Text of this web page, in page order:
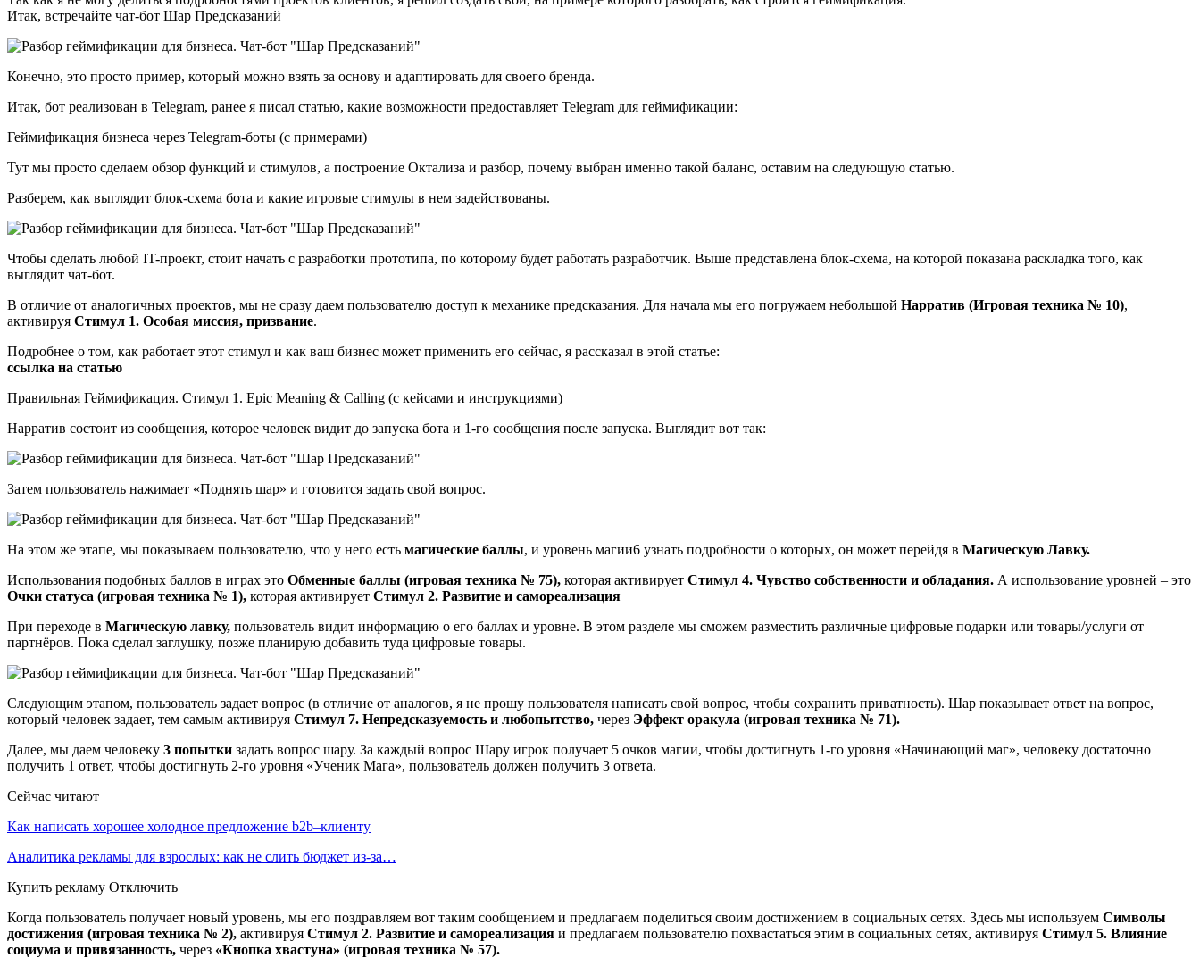
Итак, встречайте чат-бот Шар Предсказаний
Конечно, это просто пример, который можно взять за основу и адаптировать для своего бренда.
Итак, бот реализован в Telegram, ранее я писал статью, какие возможности предоставляет Telegram для геймификации:
Геймификация бизнеса через Telegram-боты (с примерами)
Тут мы просто сделаем обзор функций и стимулов, а построение Октализа и разбор, почему выбран именно такой баланс, оставим на следующую статью.
Разберем, как выглядит блок-схема бота и какие игровые стимулы в нем задействованы.
Чтобы сделать любой IT-проект, стоит начать с разработки прототипа, по которому будет работать разработчик. Выше представлена блок-схема, на которой показана раскладка того, как
выглядит чат-бот.
В отличие от аналогичных проектов, мы не сразу даем пользователю доступ к механике предсказания. Для начала мы его погружаем небольшой Нарратив (Игровая техника № 10),
активируя Стимул 1. Особая миссия, призвание.
Подробнее о том, как работает этот стимул и как ваш бизнес может применить его сейчас, я рассказал в этой статье:
ссылка на статью
Правильная Геймификация. Стимул 1. Epic Meaning & Calling (с кейсами и инструкциями)
Нарратив состоит из сообщения, которое человек видит до запуска бота и 1-го сообщения после запуска. Выглядит вот так:
Затем пользователь нажимает «Поднять шар» и готовится задать свой вопрос.
На этом же этапе, мы показываем пользователю, что у него есть магические баллы, и уровень магии6 узнать подробности о которых, он может перейдя в Магическую Лавку.
Использования подобных баллов в играх это Обменные баллы (игровая техника № 75), которая активирует Стимул 4. Чувство собственности и обладания. А использование уровней – это
Очки статуса (игровая техника № 1), которая активирует Стимул 2. Развитие и самореализация
При переходе в Магическую лавку, пользователь видит информацию о его баллах и уровне. В этом разделе мы сможем разместить различные цифровые подарки или товары/услуги от
партнёров. Пока сделал заглушку, позже планирую добавить туда цифровые товары.
Следующим этапом, пользователь задает вопрос (в отличие от аналогов, я не прошу пользователя написать свой вопрос, чтобы сохранить приватность). Шар показывает ответ на вопрос,
который человек задает, тем самым активируя Стимул 7. Непредсказуемость и любопытство, через Эффект оракула (игровая техника № 71).
Далее, мы даем человеку 3 попытки задать вопрос шару. За каждый вопрос Шару игрок получает 5 очков магии, чтобы достигнуть 1-го уровня «Начинающий маг», человеку достаточно
получить 1 ответ, чтобы достигнуть 2-го уровня «Ученик Мага», пользователь должен получить 3 ответа.
Сейчас читают
Как написать хорошее холодное предложение b2b–клиенту
Аналитика рекламы для взрослых: как не слить бюджет из-за…
Купить рекламу Отключить
Когда пользователь получает новый уровень, мы его поздравляем вот таким сообщением и предлагаем поделиться своим достижением в социальных сетях. Здесь мы используем Символы
достижения (игровая техника № 2), активируя Стимул 2. Развитие и самореализация и предлагаем пользователю похвастаться этим в социальных сетях, активируя Стимул 5. Влияние
социума и привязанность, через «Кнопка хвастуна» (игровая техника № 57).